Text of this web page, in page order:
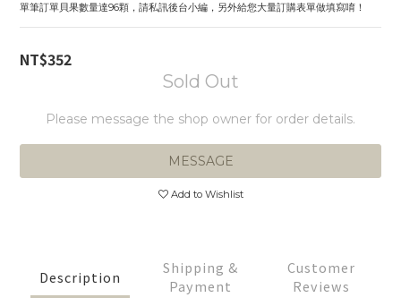
單筆訂單貝果數量達96顆，請私訊後台小編，另外給您大量訂購表單做填寫唷！
NT$352
Sold Out
Please message the shop owner for order details.
MESSAGE
Add to Wishlist
Description
Shipping &
Payment
Customer
Reviews